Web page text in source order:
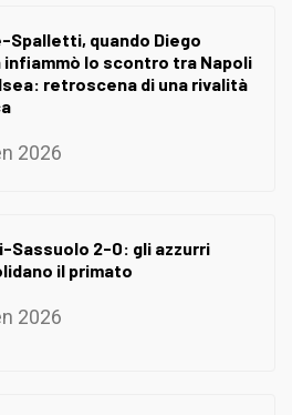
Spalletti, quando Diego
infiammò lo scontro tra Napoli
retroscena di una rivalità
2026
Sassuolo 2-0: gli azzurri
il primato
2026